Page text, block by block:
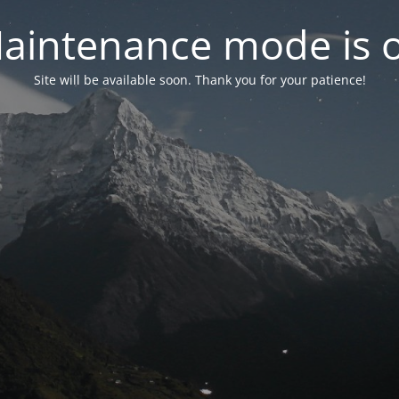
mode is
Site will be available soon. Thank you for your patience!